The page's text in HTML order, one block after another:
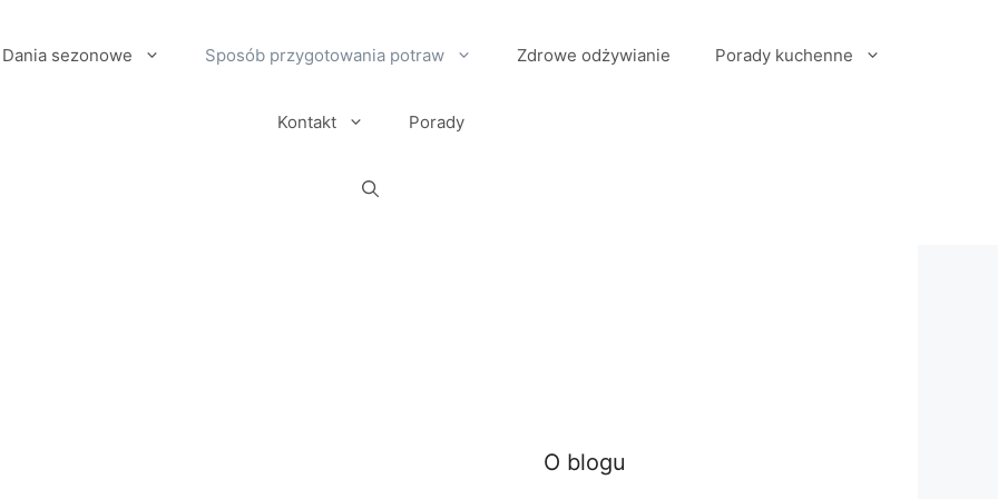
Dania sezonowe Sposób przygotowania potraw Zdrowe odżywianie Porady kuchenne
Kontakt Porady
O blogu